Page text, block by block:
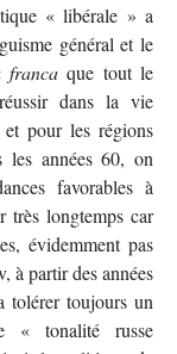
« libérale » a
général et le
franca que tout le
dans la vie
et pour les régions
les années 60, on
favorables à
très longtemps car
évidemment pas
à partir des années
tolérer toujours un
« tonalité russe